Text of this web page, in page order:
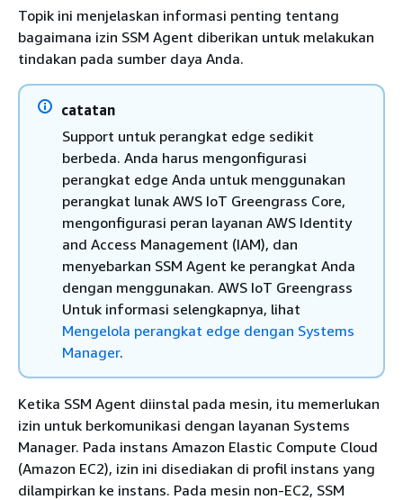
Topik ini menjelaskan informasi penting tentang
bagaimana izin SSM Agent diberikan untuk melakukan
tindakan pada sumber daya Anda.
catatan
Support untuk perangkat edge sedikit
berbeda. Anda harus mengonfigurasi
perangkat edge Anda untuk menggunakan
perangkat lunak AWS IoT Greengrass Core,
mengonfigurasi peran layanan AWS Identity
and Access Management (IAM), dan
menyebarkan SSM Agent ke perangkat Anda
dengan menggunakan. AWS IoT Greengrass
Untuk informasi selengkapnya, lihat
Mengelola perangkat edge dengan Systems
Manager.
Ketika SSM Agent diinstal pada mesin, itu memerlukan
izin untuk berkomunikasi dengan layanan Systems
Manager. Pada instans Amazon Elastic Compute Cloud
(Amazon EC2), izin ini disediakan di profil instans yang
dilampirkan ke instans. Pada mesin non-EC2, SSM